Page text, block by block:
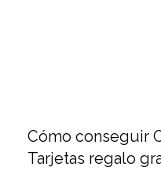
Cómo conseguir
Tarjetas regalo